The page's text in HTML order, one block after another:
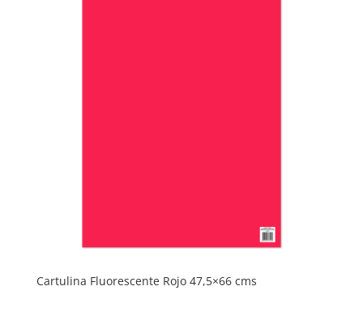
Cartulina Fluorescente Rojo 47,5×66 cms